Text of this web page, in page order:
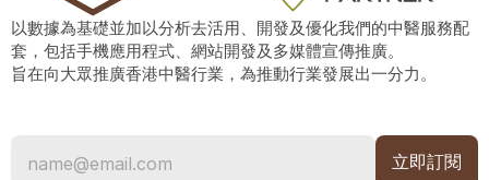
以數據為基礎並加以分析去活用、開發及優化我們的中醫服務配
套，包括手機應用程式、網站開發及多媒體宣傳推廣。
旨在向大眾推廣香港中醫行業，為推動行業發展出一分力。